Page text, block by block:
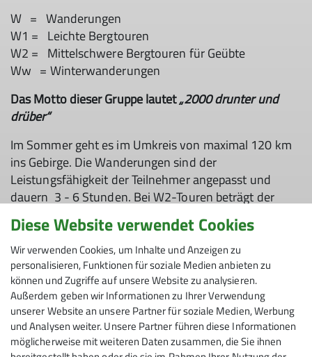
W = Wanderungen
W1 = Leichte Bergtouren
W2 = Mittelschwere Bergtouren für Geübte
Ww = Winterwanderungen
Das Motto dieser Gruppe lautet„2000 drunter und
drüber“
Im Sommer geht es im Umkreis von maximal 120 km
ins Gebirge. Die Wanderungen sind der
Leistungsfähigkeit der Teilnehmer angepasst und
dauern 3 - 6 Stunden. Bei W2-Touren beträgt der
Höhenunterschied 600 - 1000 Meter. Entfernungen
bis zu 20 km kommen bei Streckenwanderungen vor,
sind aber nicht die Regel.
Diese Website verwendet Cookies
Wir verwenden Cookies, um Inhalte und Anzeigen zu
personalisieren, Funktionen für soziale Medien anbieten zu
können und Zugriffe auf unsere Website zu analysieren.
Außerdem geben wir Informationen zu Ihrer Verwendung
unserer Website an unsere Partner für soziale Medien, Werbung
und Analysen weiter. Unsere Partner führen diese Informationen
möglicherweise mit weiteren Daten zusammen, die Sie ihnen